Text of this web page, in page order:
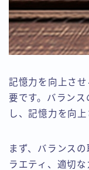
記憶力を向上さ
要です。バラン
し、記憶力を向上
まず、バランス
ラエティ、適切